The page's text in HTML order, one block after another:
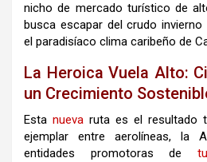
nicho de mercado turístico de
busca escapar del crudo
el paradisíaco clima caribeño de
La Heroica Vuela Alto:
un Crecimiento
Esta nueva ruta es el resultado
ejemplar entre aerolíneas, la
entidades promotoras de